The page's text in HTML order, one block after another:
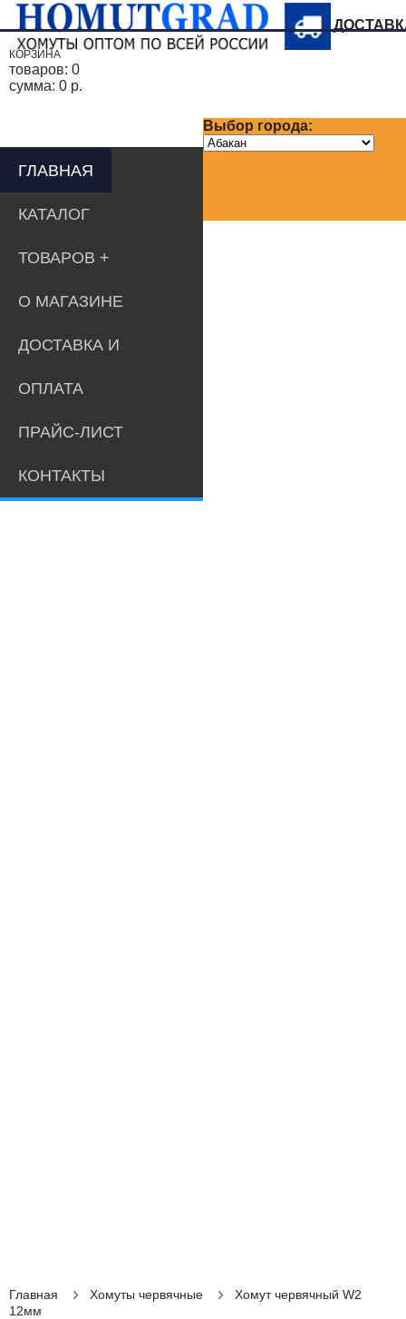
Выбор города:
КОРЗИНА
товаров: 0
сумма: 0 р.
ГЛАВНАЯ
КАТАЛОГ
ТОВАРОВ
О МАГАЗИНЕ
ДОСТАВКА И
ОПЛАТА
ПРАЙС-ЛИСТ
КОНТАКТЫ
Главная Хомуты червячные
Хомут червячный W2
12мм